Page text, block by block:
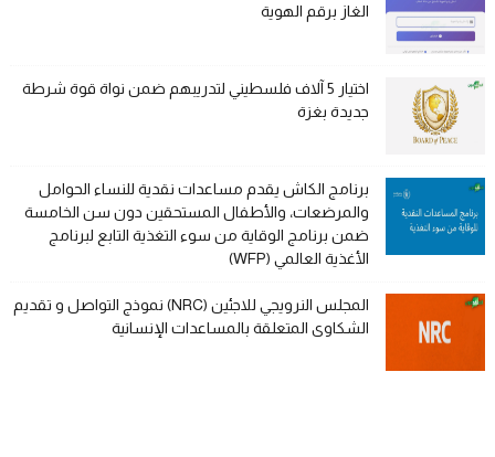
الغاز برقم الهوية
اختيار 5 آلاف فلسطيني لتدريبهم ضمن نواة قوة شرطة
جديدة بغزة
برنامج الكاش يقدم مساعدات نقدية للنساء الحوامل
والمرضعات، والأطفال المستحقين دون سن الخامسة
ضمن برنامج الوقاية من سوء التغذية التابع لبرنامج
الأغذية العالمي (WFP)
المجلس النرويجي للاجئين (NRC) نموذج التواصل و تقديم
الشكاوى المتعلقة بالمساعدات الإنسانية